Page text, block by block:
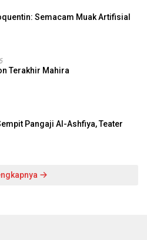
Semacam Muak Artifisial
Terakhir Mahira
Pangaji Al-Ashfiya, Teater